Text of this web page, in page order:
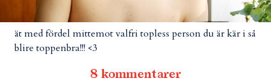
ät med fördel mittemot valfri topless person du är kär i så
blire toppenbra!!! <3
8 kommentarer